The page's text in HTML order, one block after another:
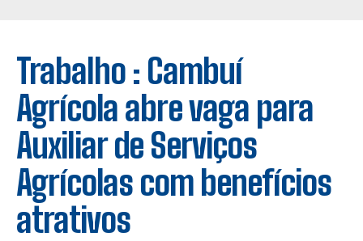
Trabalho : Cambuí
Agrícola abre vaga para
Auxiliar de Serviços
Agrícolas com benefícios
atrativos